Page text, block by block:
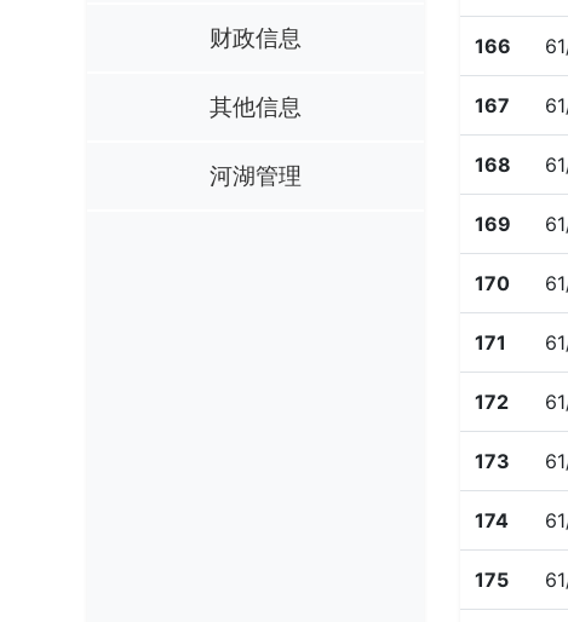
财政信息
其他信息
河湖管理
166
167
168
169
170
171
172
173
174
175